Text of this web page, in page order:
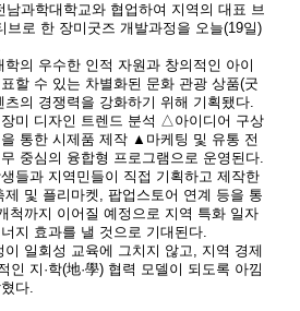
남과학대학교와 협업하여 지역의 대표 브
브로 한 장미굿즈 개발과정을 오늘(19일)
의 우수한 인적 자원과 창의적인 아이
할 수 있는 차별화된 문화 관광 상품(굿
의 경쟁력을 강화하기 위해 기획됐다.
미 디자인 트렌드 분석 △아이디어 구상
통한 시제품 제작 ▲마케팅 및 유통 전
중심의 융합형 프로그램으로 운영된다.
들과 지역민들이 직접 기획하고 제작한
및 플리마켓, 팝업스토어 연계 등을 통
척까지 이어질 예정으로 지역 특화 일자
지 효과를 낼 것으로 기대된다.
이 일회성 교육에 그치지 않고, 지역 경제
인 지·학(地·學) 협력 모델이 되도록 아낌
다.